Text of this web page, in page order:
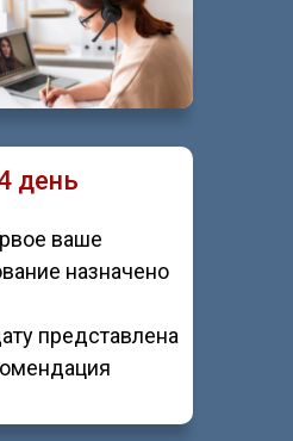
день
ваше
назначено
представлена